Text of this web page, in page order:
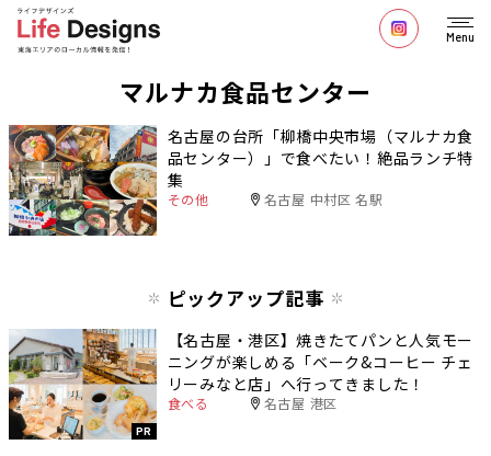
Menu
マルナカ食品センター
名古屋の台所「柳橋中央市場（マルナカ食
品センター）」で食べたい！絶品ランチ特
集
その他 名古屋 中村区 名駅
ピックアップ記事
PR
【名古屋・港区】焼きたてパンと人気モー
ニングが楽しめる「ベーク&コーヒー チェ
リーみなと店」へ行ってきました！
食べる 名古屋 港区